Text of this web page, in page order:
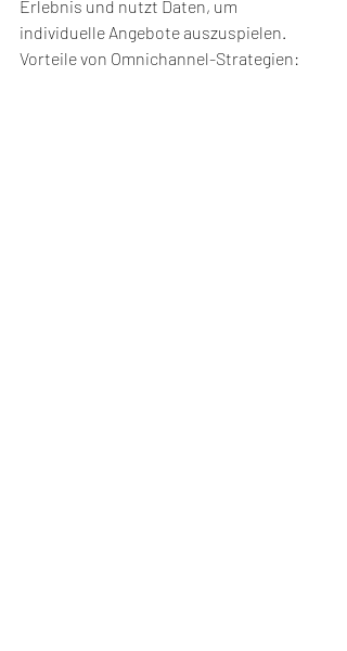
Erlebnis und nutzt Daten, um
individuelle Angebote auszuspielen.
Vorteile von Omnichannel-Strategien: